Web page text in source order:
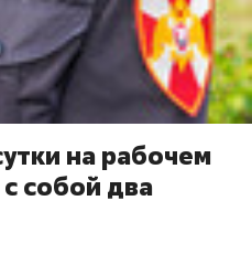
на рабочем
собой два